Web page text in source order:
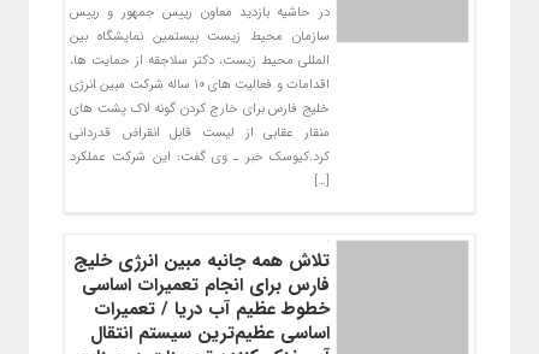
در حاشیه بازدید معاون رییس جمهور و رییس
سازمان محیط زیست بیستمین نمایشگاه بین
المللی محیط زیست‌، دکتر سلاجقه از حمایت ها،
اقدامات و فعالیت های ۱۰ ساله شرکت مبین انرژی
خلیج فارس برای خارج کردن گونه لاک پشت های
منقار عقابی از لیست قابل انقراض قدردانی
کرد.کیوسک خبر ـ وی گفت: این شرکت عملکرد
[…]
تلاش همه جانبه مبین انرژی خلیج
فارس برای انجام تعمیرات اساسی
خطوط عظیم آب دریا / تعمیرات
اساسی عظیم‌ترین سیستم انتقال